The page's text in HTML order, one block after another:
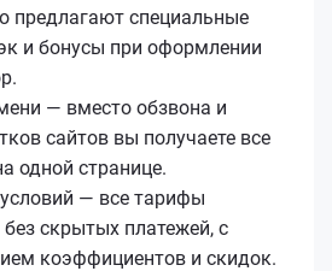
предлагают специальные
и бонусы при оформлении
— вместо обзвона и
сайтов вы получаете все
одной странице.
— все тарифы
скрытых платежей, с
коэффициентов и скидок.